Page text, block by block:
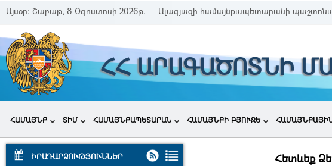
Այսօր: Շաբաթ, 8 Օգոստոսի 2026թ. Ալագյազի համայնքապետարանի
ՀՀ ԱՐԱԳԱԾՈՏՆԻ
ՀԱՄԱՅՆՔ ՏԻՄ ՀԱՄԱՅՆՔԱՊԵՏԱՐԱՆ ՀԱՄԱՅՆՔԻ ԲՅՈՒՋԵ
ԻՐԱԴԱՐՁՈՒԹՅՈՒՆՆԵՐ Հետևեք